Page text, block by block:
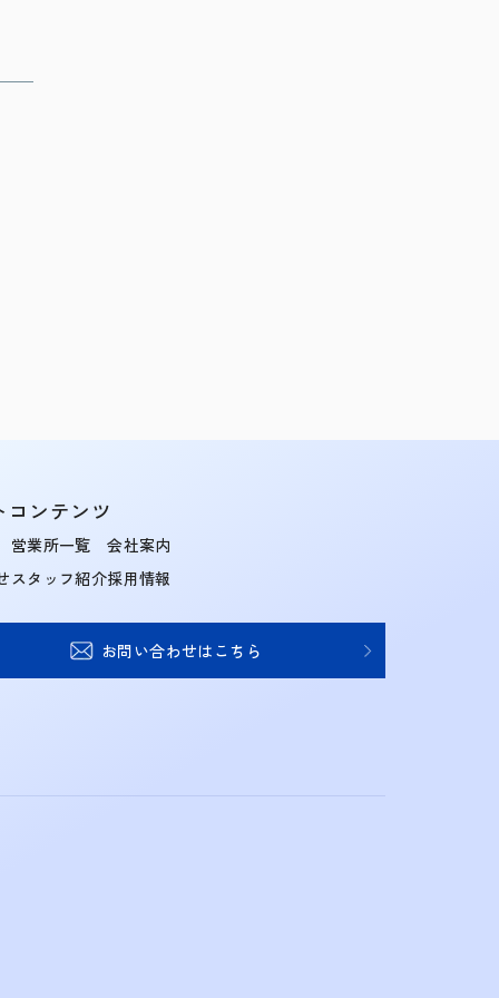
コンテンツ
営業所一覧
スタッフ紹介
会社案内
採用情報
お問い合わせはこちら